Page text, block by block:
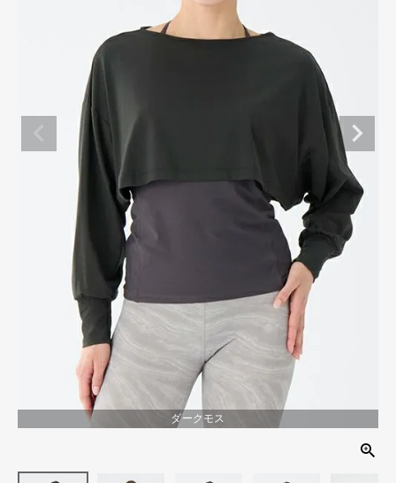
ダークモス